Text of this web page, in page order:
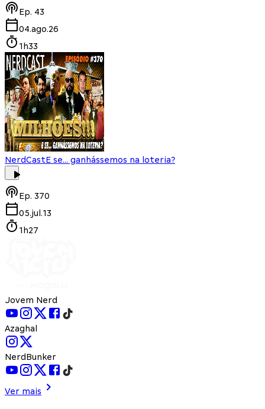
Ep. 43
04.ago.26
1h33
NerdCastE se... ganhássemos na loteria?
Ep. 370
05.jul.13
1h27
Jovem Nerd
Azaghal
NerdBunker
Ver mais